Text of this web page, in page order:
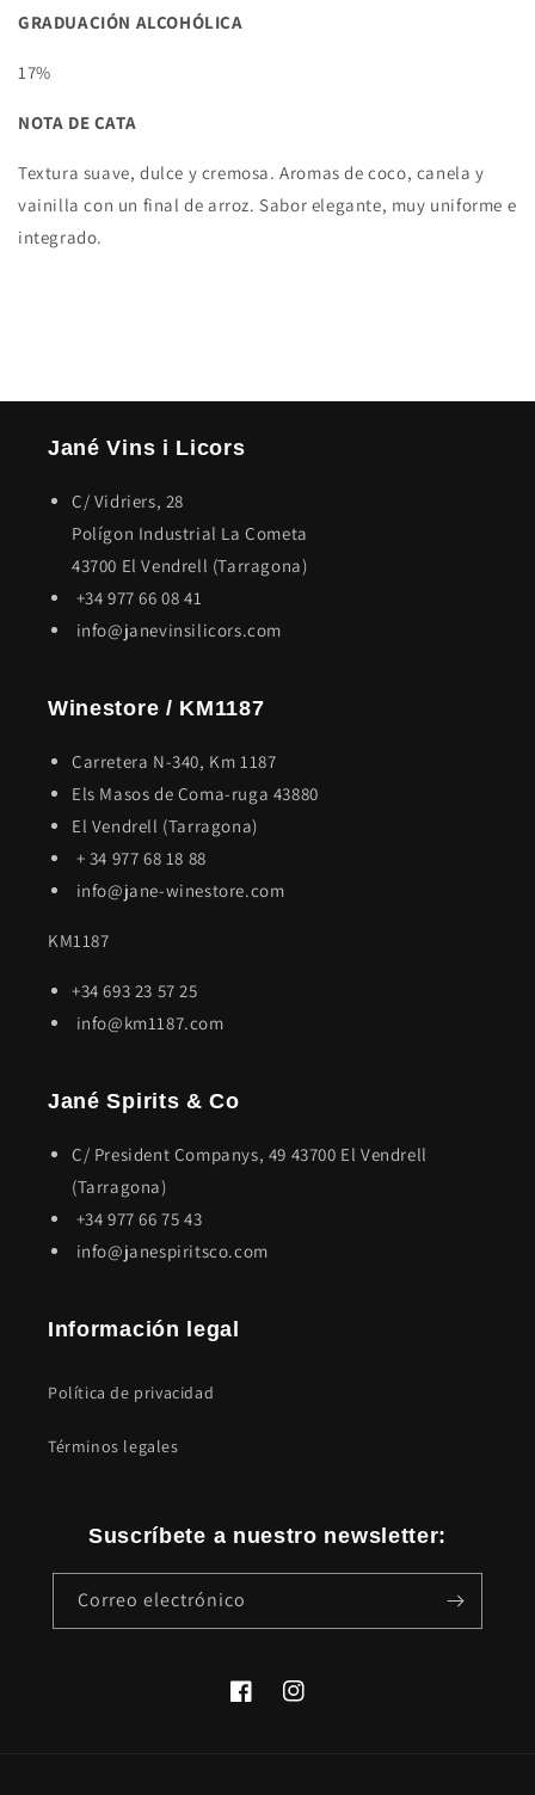
GRADUACIÓN ALCOHÓLICA
17%
NOTA DE CATA
Textura suave, dulce y cremosa. Aromas de coco, canela y
vainilla con un final de arroz. Sabor elegante, muy uniforme e
integrado.
Jané Vins i Licors
C/ Vidriers, 28
Polígon Industrial La Cometa
43700 El Vendrell (Tarragona)
+34 977 66 08 41
info@janevinsilicors.com
Winestore / KM1187
Carretera N-340, Km 1187
Els Masos de Coma-ruga 43880
El Vendrell (Tarragona)
+ 34 977 68 18 88
info@jane-winestore.com
KM1187
+34 693 23 57 25
info@km1187.com
Jané Spirits & Co
C/ President Companys, 49 43700 El Vendrell
(Tarragona)
+34 977 66 75 43
info@janespiritsco.com
Información legal
Política de privacidad
Términos legales
Suscríbete a nuestro newsletter:
Correo electrónico
FacebookInstagram